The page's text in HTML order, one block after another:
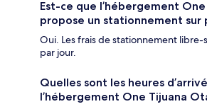
Est-ce que l’hébergement
propose un stationnement sur
Oui. Les frais de stationnement
par jour.
Quelles sont les heures
l’hébergement One Tijuana